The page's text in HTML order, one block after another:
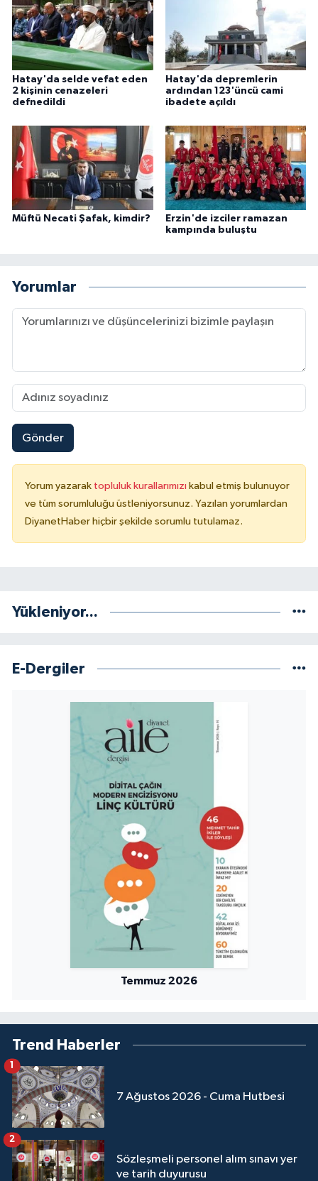
Hatay'da selde vefat eden
2 kişinin cenazeleri
defnedildi
Hatay'da depremlerin
ardından 123'üncü cami
ibadete açıldı
Müftü Necati Şafak, kimdir?
Erzin'de izciler ramazan
kampında buluştu
Yorumlar
Gönder
Yorum yazarak topluluk kurallarımızı kabul etmiş bulunuyor
ve tüm sorumluluğu üstleniyorsunuz. Yazılan yorumlardan
DiyanetHaber hiçbir şekilde sorumlu tutulamaz.
Yükleniyor...
E-Dergiler
Temmuz 2026
Trend Haberler
7 Ağustos 2026 - Cuma Hutbesi
1
Sözleşmeli personel alım sınavı yer
ve tarih duyurusu
2
Konya Müftülüğü
Kütahya Müftülüğü
Malatya Müftülüğü
Manisa Müftülüğü
Mardin Müftülüğü
Mersin Müftülüğü
Muş Müftülüğü
Nevşehir Müftülüğü
Osmaniye Müftülüğü
Rize Müftülüğü
Sakarya Müftülüğü
Sinop Müftülüğü
Şanlıurfa Müftülüğü
Şırnak Müftülüğü
Tekirdağ Müftülüğü
Tokat Müftülüğü
Trabzon Müftülüğü
Tunceli Müftülüğü
Uşak Müftülüğü
Yalova Müftülüğü
Zonguldak Müftülüğü